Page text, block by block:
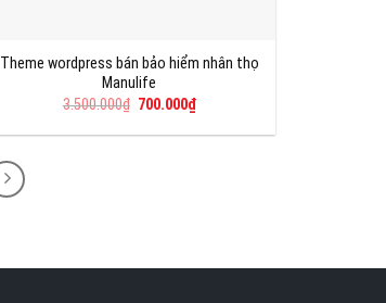
Theme wordpress bán bảo hiểm nhân thọ
Manulife
3.500.000₫ Giá
là:
700.000₫Giá
tại